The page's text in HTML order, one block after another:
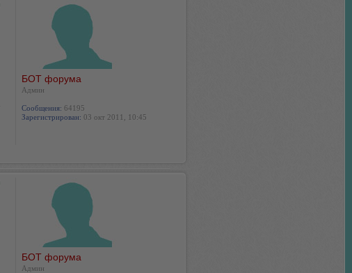
БОТ форума
Админ
Сообщения: 64195
Зарегистрирован: 03 окт 2011, 10:45
БОТ форума
Админ